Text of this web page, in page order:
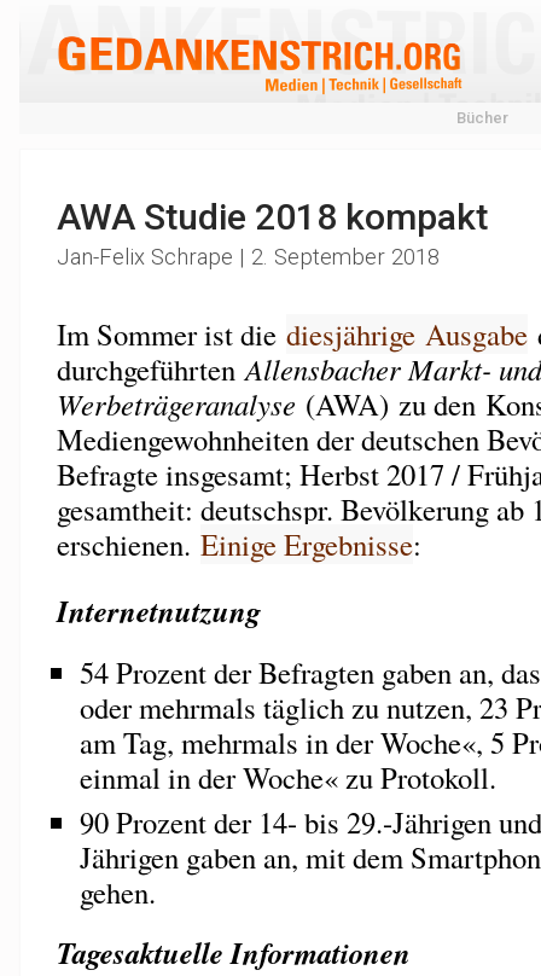
Bücher
AWA Studie 2018 kompakt
Jan-Felix Schrape | 2. September 2018
Im Sommer ist die diesjährige Ausgabe
durchgeführtenAllensbacher Markt- und
Werbeträgeranalyse (AWA) zu den
Mediengewohnheiten der deutschen
Befragte insgesamt; Herbst 2017 /
gesamtheit: deutschspr. Bevölkerung ab
erschienen. Einige Ergebnisse:
Internetnutzung
54 Prozent der Befragten gaben an,
oder mehrmals täglich zu nutzen, 23
am Tag, mehrmals in der Woche«, 5
einmal in der Woche« zu Protokoll.
90 Prozent der 14- bis 29.-Jährigen
Jährigen gaben an, mit dem
gehen.
Tagesaktuelle Informationen